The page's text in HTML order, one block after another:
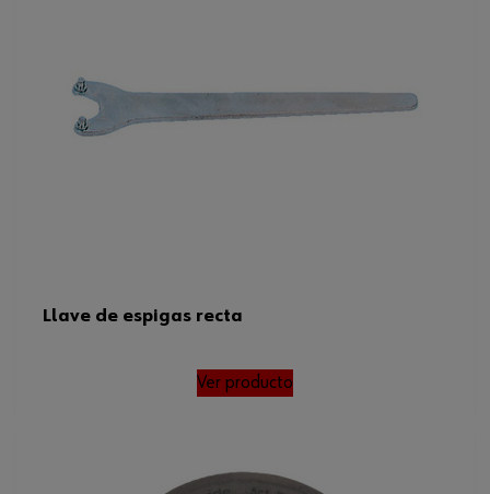
Llave de espigas recta
Ver producto